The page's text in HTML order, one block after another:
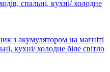
з акумулятором на магніті
кухні/ холодне біле світло